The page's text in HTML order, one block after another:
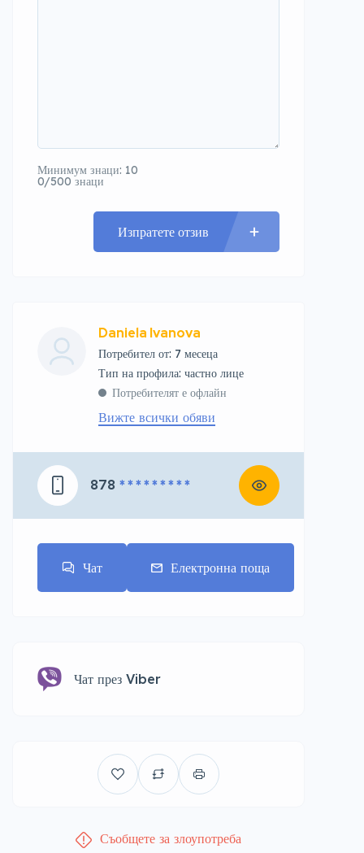
Минимум знаци: 10
0/500 знаци
Изпратете отзив
Daniela Ivanova
Потребител от: 7 месеца
тип на профила: частно лице
Потребителят е офлайн
Вижте всички обяви
878 * * * * * * * * *
Чат Електронна поща
Чат през Viber
Съобщете за злоупотреба